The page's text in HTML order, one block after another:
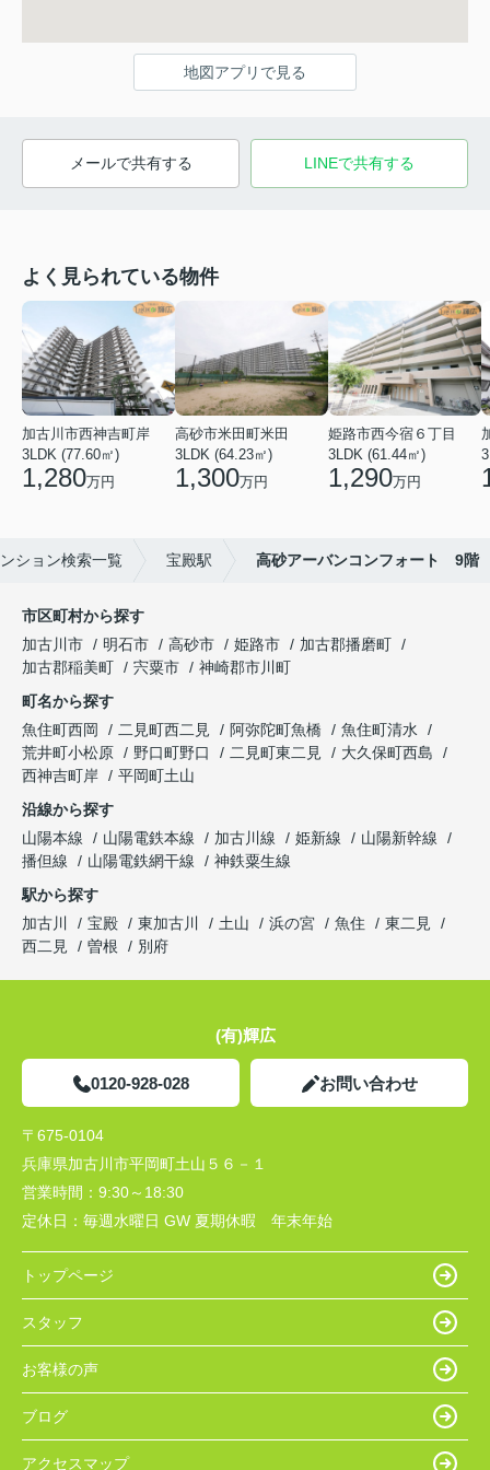
地図アプリで見る
メールで共有する LINEで共有する
よく見られている物件
加古川市西神吉町岸
3LDK (77.60㎡)
1,280万円
高砂市米田町米田
3LDK (64.23㎡)
1,300万円
姫路市西今宿６丁目
3LDK (61.44㎡)
1,290万円
ション検索一覧 宝殿駅 高砂アーバンコンフォート 9階
市区町村から探す
加古川市
明石市 高砂市 姫路市
加古郡播磨町
加古郡稲美町
宍粟市
神崎郡市川町
町名から探す
魚住町西岡
二見町西二見 阿弥陀町魚橋
魚住町清水
荒井町小松原
野口町野口 二見町東二見
大久保町西島
西神吉町岸
平岡町土山
沿線から探す
山陽本線
山陽電鉄本線 加古川線 姫新線
山陽新幹線
播但線
山陽電鉄網干線
神鉄粟生線
駅から探す
加古川
宝殿 東加古川 土山 浜の宮 魚住
東二見
西二見
曽根 別府
(有)輝広
0120-928-028 お問い合わせ
〒675-0104
兵庫県加古川市平岡町土山５６－１
営業時間： 9:30～18:30
定休日： 毎週水曜日 GW 夏期休暇 年末年始
トップページ
スタッフ
お客様の声
ブログ
アクセスマップ